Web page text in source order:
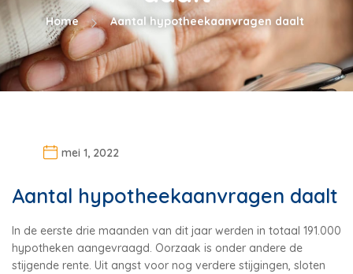
Home Aantal hypotheekaanvragen daalt
mei 1, 2022
Aantal hypotheekaanvragen daalt
In de eerste drie maanden van dit jaar werden in totaal 191.000
hypotheken aangevraagd. Oorzaak is onder andere de
stijgende rente. Uit angst voor nog verdere stijgingen, sloten